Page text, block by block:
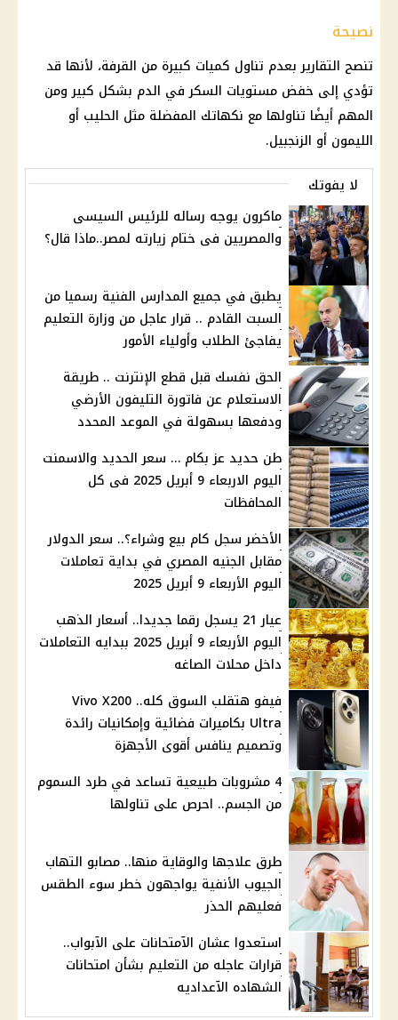
نصيحة
تنصح التقارير بعدم تناول كميات كبيرة من القرفة، لأنها قد
تؤدي إلى خفض مستويات السكر في الدم بشكل كبير ومن
المهم أيضًا تناولها مع نكهاتك المفضلة مثل الحليب أو
الليمون أو الزنجبيل.
لا يفوتك
ماكرون يوجه رساله للرئيس السيسى
والمصريين فى ختام زيارته لمصر..ماذا قال؟
يطبق في جميع المدارس الفنية رسميا من
السبت القادم .. قرار عاجل من وزارة التعليم
يفاجئ الطلاب وأولياء الأمور
الحق نفسك قبل قطع الإنترنت .. طريقة
الاستعلام عن فاتورة التليفون الأرضي
ودفعها بسهولة في الموعد المحدد
طن حديد عز بكام … سعر الحديد والاسمنت
اليوم الاربعاء 9 أبريل 2025 فى كل
المحافظات
الأخضر سجل كام بيع وشراء؟.. سعر الدولار
مقابل الجنيه المصري في بداية تعاملات
اليوم الأربعاء 9 أبريل 2025
عيار 21 يسجل رقما جديدا.. أسعار الذهب
اليوم الأربعاء 9 أبريل 2025 ببدايه التعاملات
داخل محلات الصاغه
فيفو هتقلب السوق كله.. Vivo X200
Ultra بكاميرات فضائية وإمكانيات رائدة
وتصميم ينافس أقوى الأجهزة
4 مشروبات طبيعية تساعد في طرد السموم
من الجسم.. احرص على تناولها
طرق علاجها والوقاية منها.. مصابو التهاب
الجيوب الأنفية يواجهون خطر سوء الطقس
فعليهم الحذر
استعدوا عشان الآمتحانات على الآبواب..
قرارات عاجله من التعليم بشأن امتحانات
الشهاده الآعداديه